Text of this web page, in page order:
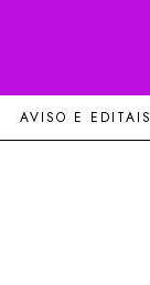
AVISO E EDITAIS